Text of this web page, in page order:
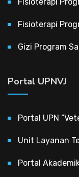
Fisioterapi
Gizi Program
Portal UPNVJ
Portal UPN
Unit Layanan
Portal